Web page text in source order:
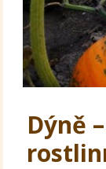
Dýně